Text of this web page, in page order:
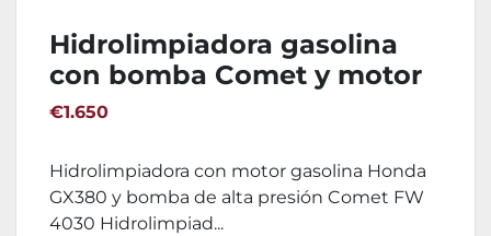
Hidrolimpiadora gasolina
con bomba Comet y motor
Honda GX380
€1.650
Hidrolimpiadora con motor gasolina Honda
GX380 y bomba de alta presión Comet FW
4030 Hidrolimpiad...